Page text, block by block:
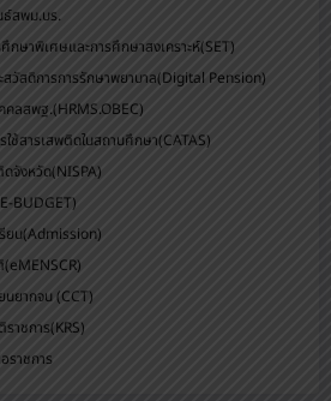
ธ์สพม.บร.
กษาพิเศษและการศึกษาสงเคราะห์(SET)
สวัสดิการการรักษาพยาบาล(Digital Pension)
คลสพฐ.(HRMS.OBEC)
ช้สารเสพติดในสถานศึกษา(CATAS)
จังหวัด(NISPA)
BUDGET)
ยน(Admission)
นยากจน (CCT)
าชการ(KRS)
าชการ